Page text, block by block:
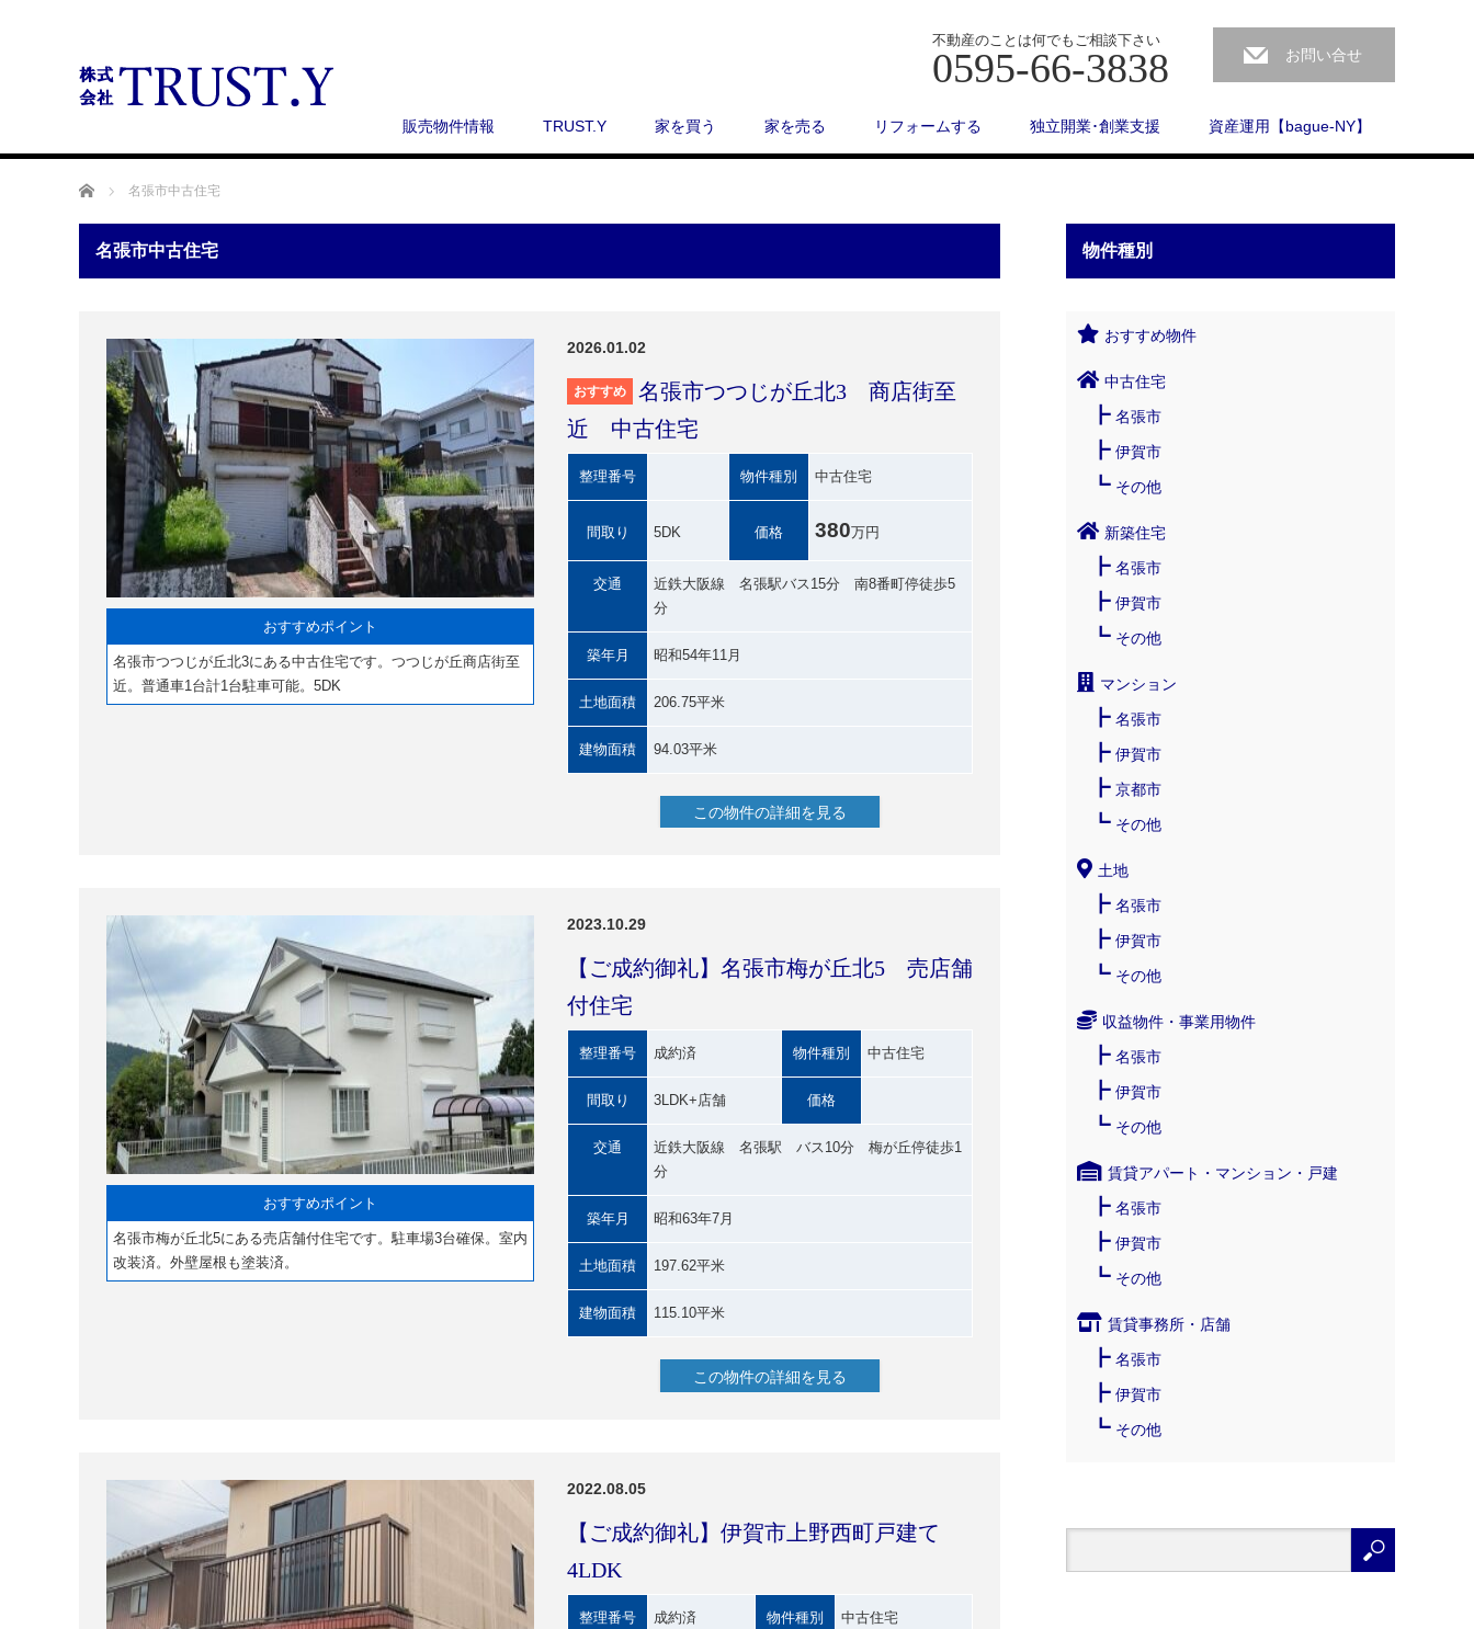
不動産のことは何でもご相談下さい
0595-66-3838 お問い合せ
販売物件情報 TRUST.Y 家を買う 家を売る リフォームする 独立開業･創業支援 資産運用【bague-NY】
ホーム 名張市中古住宅
名張市中古住宅
おすすめポイント
名張市つつじが丘北3にある中古住宅です。つつじが丘商店街至
近。普通車1台計1台駐車可能。5DK
2026.01.02
おすすめ
名張市つつじが丘北3 商店街至
近 中古住宅
整理番号 物件種別 中古住宅
間取り 5DK 価格 380 万円
交通
近鉄大阪線 名張駅バス15分 南8番町停徒歩5
分
築年月 昭和54年11月
土地面積 206.75平米
建物面積 94.03平米
この物件の詳細を見る
おすすめポイント
名張市梅が丘北5にある売店舗付住宅です。駐車場3台確保。室内
改装済。外壁屋根も塗装済。
2023.10.29
【ご成約御礼】名張市梅が丘北5 売店舗
付住宅
整理番号 成約済 物件種別 中古住宅
間取り 3LDK+店舗 価格
交通
近鉄大阪線 名張駅 バス10分 梅が丘停徒歩1
分
築年月 昭和63年7月
土地面積 197.62平米
建物面積 115.10平米
この物件の詳細を見る
2022.08.05
【ご成約御礼】伊賀市上野西町戸建て
4LDK
整理番号 成約済 物件種別 中古住宅
物件種別
おすすめ物件
中古住宅
名張市
伊賀市
その他
新築住宅
名張市
伊賀市
その他
マンション
名張市
伊賀市
京都市
その他
土地
名張市
伊賀市
その他
収益物件・事業用物件
名張市
伊賀市
その他
賃貸アパート・マンション・戸建
名張市
伊賀市
その他
賃貸事務所・店舗
名張市
伊賀市
その他